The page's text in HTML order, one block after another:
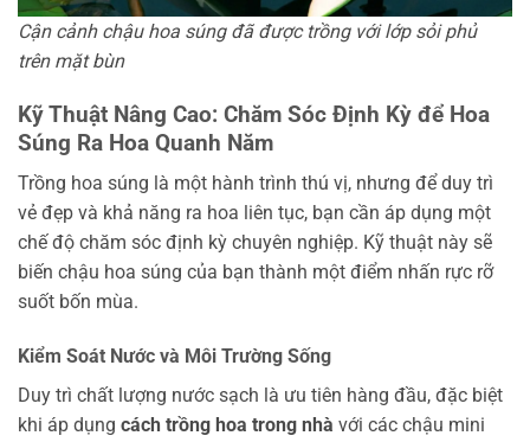
Cận cảnh chậu hoa súng đã được trồng với lớp sỏi phủ
trên mặt bùn
Kỹ Thuật Nâng Cao: Chăm Sóc Định Kỳ để Hoa
Súng Ra Hoa Quanh Năm
Trồng hoa súng là một hành trình thú vị, nhưng để duy trì
vẻ đẹp và khả năng ra hoa liên tục, bạn cần áp dụng một
chế độ chăm sóc định kỳ chuyên nghiệp. Kỹ thuật này sẽ
biến chậu hoa súng của bạn thành một điểm nhấn rực rỡ
suốt bốn mùa.
Kiểm Soát Nước và Môi Trường Sống
Duy trì chất lượng nước sạch là ưu tiên hàng đầu, đặc biệt
khi áp dụng cách trồng hoa trong nhà với các chậu mini